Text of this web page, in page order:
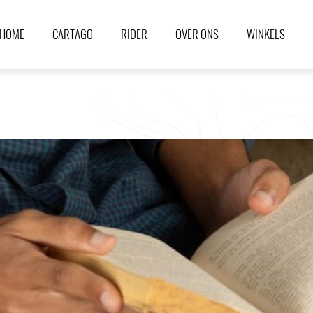
HOME CARTAGO RIDER OVER ONS WINKELS